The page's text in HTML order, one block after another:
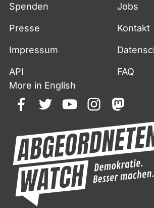
Spenden Jobs
Presse Kontakt
Impressum
API
FAQ
More in English
facebooktwitteryoutubeinstagram